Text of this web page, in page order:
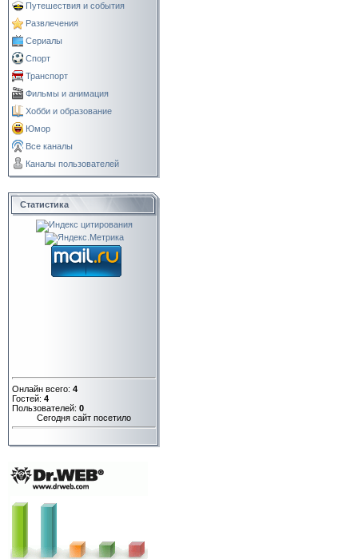
Путешествия и события
Развлечения
Сериалы
Спорт
Транспорт
Фильмы и анимация
Хобби и образование
Юмор
Все каналы
Каналы пользователей
Статистика
Онлайн всего: 4
Гостей: 4
Пользователей: 0
Сегодня сайт посетило